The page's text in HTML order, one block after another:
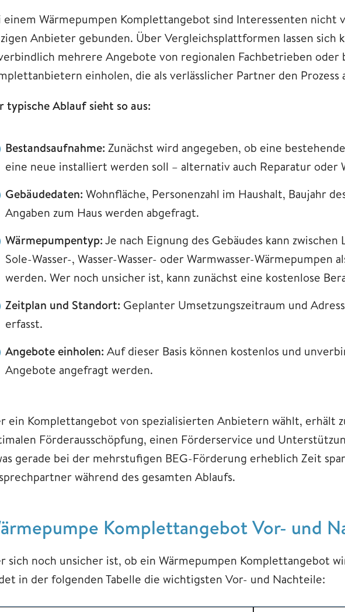
einem Wärmepumpen Komplettangebot sind Interessenten nicht
Anbieter gebunden. Über Vergleichsplattformen lassen sich
mehrere Angebote von regionalen Fachbetrieben oder
einholen, die als verlässlicher Partner den Prozess
typische Ablauf sieht so aus:
Bestandsaufnahme: Zunächst wird angegeben, ob eine
eine neue installiert werden soll – alternativ auch Reparatur oder
Gebäudedaten: Wohnfläche, Personenzahl im Haushalt, Baujahr
Angaben zum Haus werden abgefragt.
Wärmepumpentyp:Je nach Eignung des Gebäudes kann
Sole-Wasser-, Wasser-Wasser- oder Warmwasser-Wärmepumpen
werden. Wer noch unsicher ist, kann zunächst eine kostenlose
Zeitplan und Standort: Geplanter Umsetzungszeitraum und
erfasst.
Angebote einholen: Auf dieser Basis können kostenlos und
Angebote angefragt werden.
ein Komplettangebot von spezialisierten Anbietern wählt, erhält
Förderausschöpfung, einen Förderservice und
gerade bei der mehrstufigen BEG-Förderung erheblich Zeit
während des gesamten Ablaufs.
Komplettangebot Vor- und
sich noch unsicher ist, ob ein Wärmepumpen Komplettangebot
in der folgenden Tabelle die wichtigsten Vor- und Nachteile: